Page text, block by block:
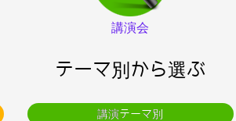
講演会
テーマ別から選ぶ
講演テーマ別